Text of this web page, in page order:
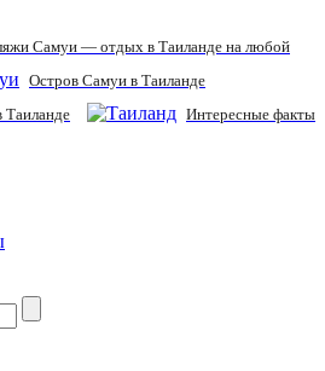
Самуи — отдых в Таиланде на любой
Остров Самуи в Таиланде
Таиланде
Интересные факты